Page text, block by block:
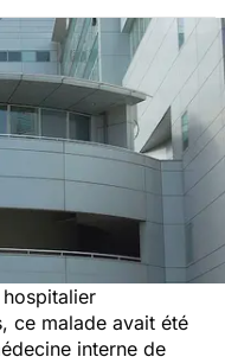
ce malade avait été
interne de